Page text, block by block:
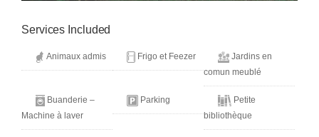
Services Included
Animaux admis Frigo et Feezer
Jardins en
comun meublé
Buanderie –
Machine à laver
Parking
Petite
bibliothèque